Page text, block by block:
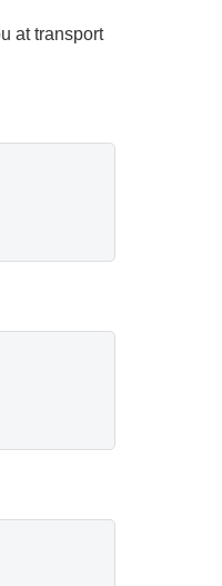
at transport